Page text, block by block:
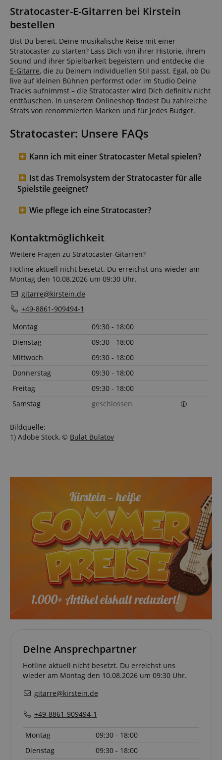
Stratocaster-E-Gitarren bei Kirstein
bestellen
Bist Du bereit, Deine musikalische Reise mit einer
Stratocaster zu starten? Lass Dich von ihrer Historie, ihrem
Sound und ihrer Spielbarkeit begeistern und entdecke die
E-Gitarre, die zu Deinem individuellen Stil passt. Egal, ob Du
live auf kleinen Bühnen performst oder im Studio Deine
Tracks aufnimmst – die Stratocaster wird Dich definitiv nicht
enttäuschen. In unserem Onlineshop findest Du zahlreiche
Strats von renommierten Marken und für jedes Budget.
Stratocaster: Unsere FAQs
Kann ich mit einer Stratocaster Metal spielen?
Ist das Tremolsystem der Stratocaster für alle
Spielstile geeignet?
Wie pflege ich eine Stratocaster?
Kontaktmöglichkeit
Weitere Fragen zu Stratocaster-Gitarren?
Hotline aktuell nicht besetzt. Du erreichst uns wieder am
Montag den 10.08.2026 um 09:30 Uhr.
gitarre@kirstein.de
+49-8861-909494-1
Montag
09:30 - 18:00
Dienstag
09:30 - 18:00
Mittwoch
09:30 - 18:00
Donnerstag
09:30 - 18:00
Freitag
09:30 - 18:00
Samstag
geschlossen
Bildquelle:
1) Adobe Stock, © Bulat Bulatov
Deine Ansprechpartner
Hotline aktuell nicht besetzt. Du erreichst uns
wieder am Montag den 10.08.2026 um 09:30 Uhr.
gitarre@kirstein.de
+49-8861-909494-1
Montag
09:30 - 18:00
Dienstag
09:30 - 18:00